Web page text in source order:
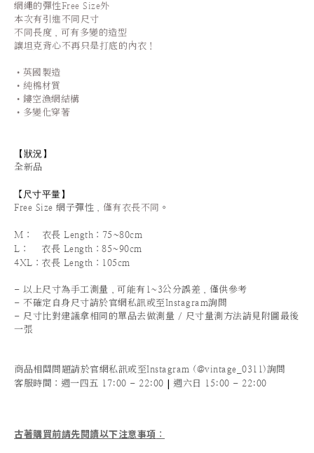
網繩的彈性Free Size外
本次有引進不同尺寸
不同長度，可有多變的造型
讓坦克背心不再只是打底的內衣！
•英國製造
•純棉材質
•鏤空漁網結構
•多變化穿著
【狀況】
全新品
【 尺寸平量】
Free Size 網子彈性 ，僅有衣長不同 。
M： 衣長 Length：75~80cm
L： 衣長 Length：85~90cm
4XL： 衣長 Length：105cm
- 以上尺寸為手工測量，可能有1~3公分誤差，僅供參考
- 不確定自身尺寸請於官網私訊或至Instagram詢問
- 尺寸比對建議拿相同的單品去做測量 / 尺寸量測方法請見附圖最後
一張
商品相關問題請於官網私訊或至Instagram (@vintage_0311)詢問
客服時間 ：週一四五 17:00 - 22:00 | 週六日 15:00 - 22:00
古著購買前請先閱讀以下注意事項 ：